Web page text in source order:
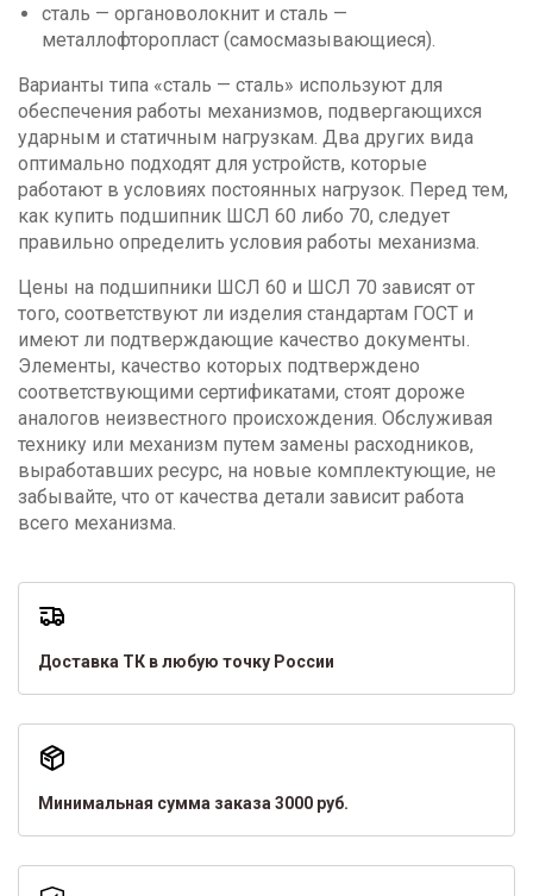
сталь — органоволокнит и сталь —
металлофторопласт (самосмазывающиеся).
Варианты типа «сталь — сталь» используют для
обеспечения работы механизмов, подвергающихся
ударным и статичным нагрузкам. Два других вида
оптимально подходят для устройств, которые
работают в условиях постоянных нагрузок. Перед тем,
как купить подшипник ШСЛ 60 либо 70, следует
правильно определить условия работы механизма.
Цены на подшипники ШСЛ 60 и ШСЛ 70 зависят от
того, соответствуют ли изделия стандартам ГОСТ и
имеют ли подтверждающие качество документы.
Элементы, качество которых подтверждено
соответствующими сертификатами, стоят дороже
аналогов неизвестного происхождения. Обслуживая
технику или механизм путем замены расходников,
выработавших ресурс, на новые комплектующие, не
забывайте, что от качества детали зависит работа
всего механизма.
Доставка ТК в любую точку России
Минимальная сумма заказа 3000 руб.